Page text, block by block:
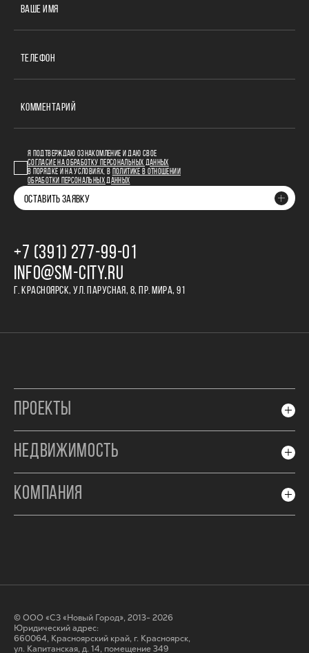
ВАШЕ ИМЯ
ТЕЛЕФОН
КОММЕНТАРИЙ
Я ПОДТВЕРЖДАЮ ОЗНАКОМЛЕНИЕ И ДАЮ СВОЕ
СОГЛАСИЕ НА ОБРАБОТКУ ПЕРСОНАЛЬНЫХ ДАННЫХ
В ПОРЯДКЕ И НА УСЛОВИЯХ, В ПОЛИТИКЕ В ОТНОШЕНИИ
ОБРАБОТКИ ПЕРСОНАЛЬНЫХ ДАННЫХ
ОСТАВИТЬ ЗАЯВКУ
+7 (391) 277‒99‒01
INFO@SM-CITY.RU
Г. КРАСНОЯРСК, УЛ. ПАРУСНАЯ, 8, ПР. МИРА, 91
ПРОЕКТЫ
НЕДВИЖИМОСТЬ
КОМПАНИЯ
© ООО «СЗ «Новый Город», 2013- 2026
Юридический адрес:
660064, Красноярский край, г. Красноярск,
ул. Капитанская, д. 14, помещение 349